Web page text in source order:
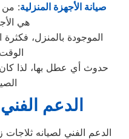
صيانة الأجهزة المنزلية: من
هي
الدعم
الدعم الفني لصيانه